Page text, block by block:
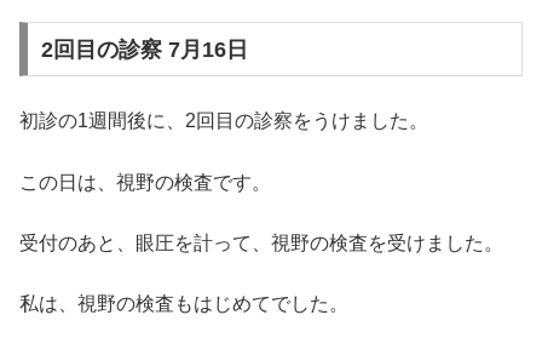
2回目の診察 7月16日
初診の1週間後に、2回目の診察をうけました。
この日は、視野の検査です。
受付のあと、眼圧を計って、視野の検査を受けました。
私は、視野の検査もはじめてでした。